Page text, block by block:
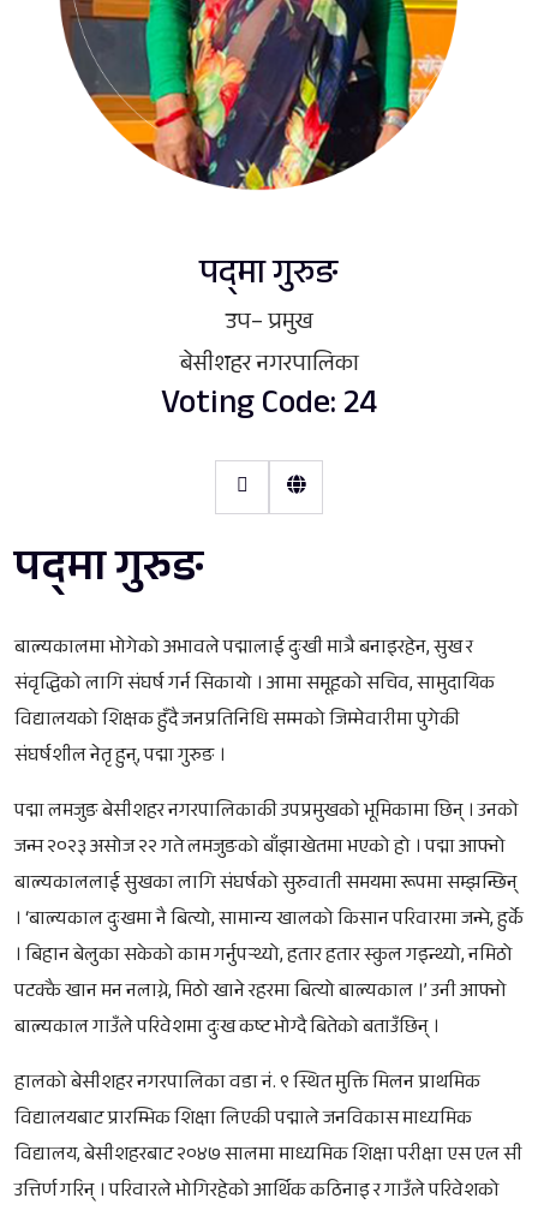
पद्‍मा गुरुङ
उप– प्रमुख
बेसीशहर नगरपालिका
Voting Code: 24
पद्‍मा गुरुङ
बाल्यकालमा भोगेको अभावले पद्मालाई दुःखी मात्रै बनाइरहेन, सुख र
संवृद्धिको लागि संघर्ष गर्न सिकायो । आमा समूहको सचिव, सामुदायिक
विद्यालयको शिक्षक हुँदै जनप्रतिनिधि सम्मको जिम्मेवारीमा पुगेकी
संघर्षशील नेतृ हुन्, पद्मा गुरुङ ।
पद्मा लमजुङ बेसीशहर नगरपालिकाकी उपप्रमुखको भूमिकामा छिन् । उनको
जन्म २०२३ असोज २२ गते लमजुङको बाँझाखेतमा भएको हो । पद्मा आफ्नो
बाल्यकाललाई सुखका लागि संघर्षको सुरुवाती समयमा रूपमा सम्झन्छिन्
। ‘बाल्यकाल दुःखमा नै बित्यो, सामान्य खालको किसान परिवारमा जन्मे, हुर्के
। बिहान बेलुका सकेको काम गर्नुपर्‍थ्यो, हतार हतार स्कुल गइन्थ्यो, नमिठो
पटक्कै खान मन नलाग्ने, मिठो खाने रहरमा बित्यो बाल्यकाल ।’ उनी आफ्नो
बाल्यकाल गाउँले परिवेशमा दुःख कष्ट भोग्दै बितेको बताउँछिन् ।
हालको बेसीशहर नगरपालिका वडा नं. ९ स्थित मुक्ति मिलन प्राथमिक
विद्यालयबाट प्रारम्भिक शिक्षा लिएकी पद्माले जनविकास माध्यमिक
विद्यालय, बेसीशहरबाट २०४७ सालमा माध्यमिक शिक्षा परीक्षा एस एल सी
उत्तिर्ण गरिन् । परिवारले भोगिरहेको आर्थिक कठिनाइ र गाउँले परिवेशको